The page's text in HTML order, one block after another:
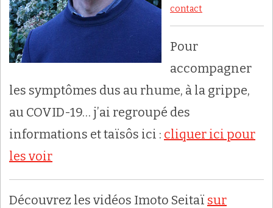
contact
Pour
accompagner
les symptômes dus au rhume, à la grippe,
au COVID-19… j’ai regroupé des
informations et taïsôs ici : cliquer ici pour
les voir
Découvrez les vidéos Imoto Seitaï sur